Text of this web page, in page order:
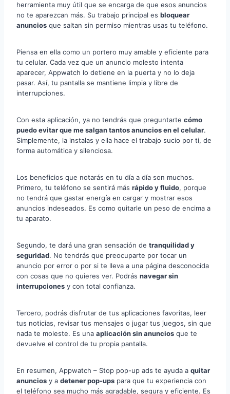
herramienta muy útil que se encarga de que esos anuncios
no te aparezcan más. Su trabajo principal es bloquear
anuncios que saltan sin permiso mientras usas tu teléfono.
Piensa en ella como un portero muy amable y eficiente para
tu celular. Cada vez que un anuncio molesto intenta
aparecer, Appwatch lo detiene en la puerta y no lo deja
pasar. Así, tu pantalla se mantiene limpia y libre de
interrupciones.
Con esta aplicación, ya no tendrás que preguntarte cómo
puedo evitar que me salgan tantos anuncios en el celular.
Simplemente, la instalas y ella hace el trabajo sucio por ti, de
forma automática y silenciosa.
Los beneficios que notarás en tu día a día son muchos.
Primero, tu teléfono se sentirá más rápido y fluido, porque
no tendrá que gastar energía en cargar y mostrar esos
anuncios indeseados. Es como quitarle un peso de encima a
tu aparato.
Segundo, te dará una gran sensación de tranquilidad y
seguridad. No tendrás que preocuparte por tocar un
anuncio por error o por si te lleva a una página desconocida
con cosas que no quieres ver. Podrás navegar sin
interrupciones y con total confianza.
Tercero, podrás disfrutar de tus aplicaciones favoritas, leer
tus noticias, revisar tus mensajes o jugar tus juegos, sin que
nada te moleste. Es una aplicación sin anuncios que te
devuelve el control de tu propia pantalla.
En resumen, Appwatch – Stop pop-up ads te ayuda a quitar
anuncios y a detener pop-ups para que tu experiencia con
el teléfono sea mucho más agradable, segura y eficiente. Es